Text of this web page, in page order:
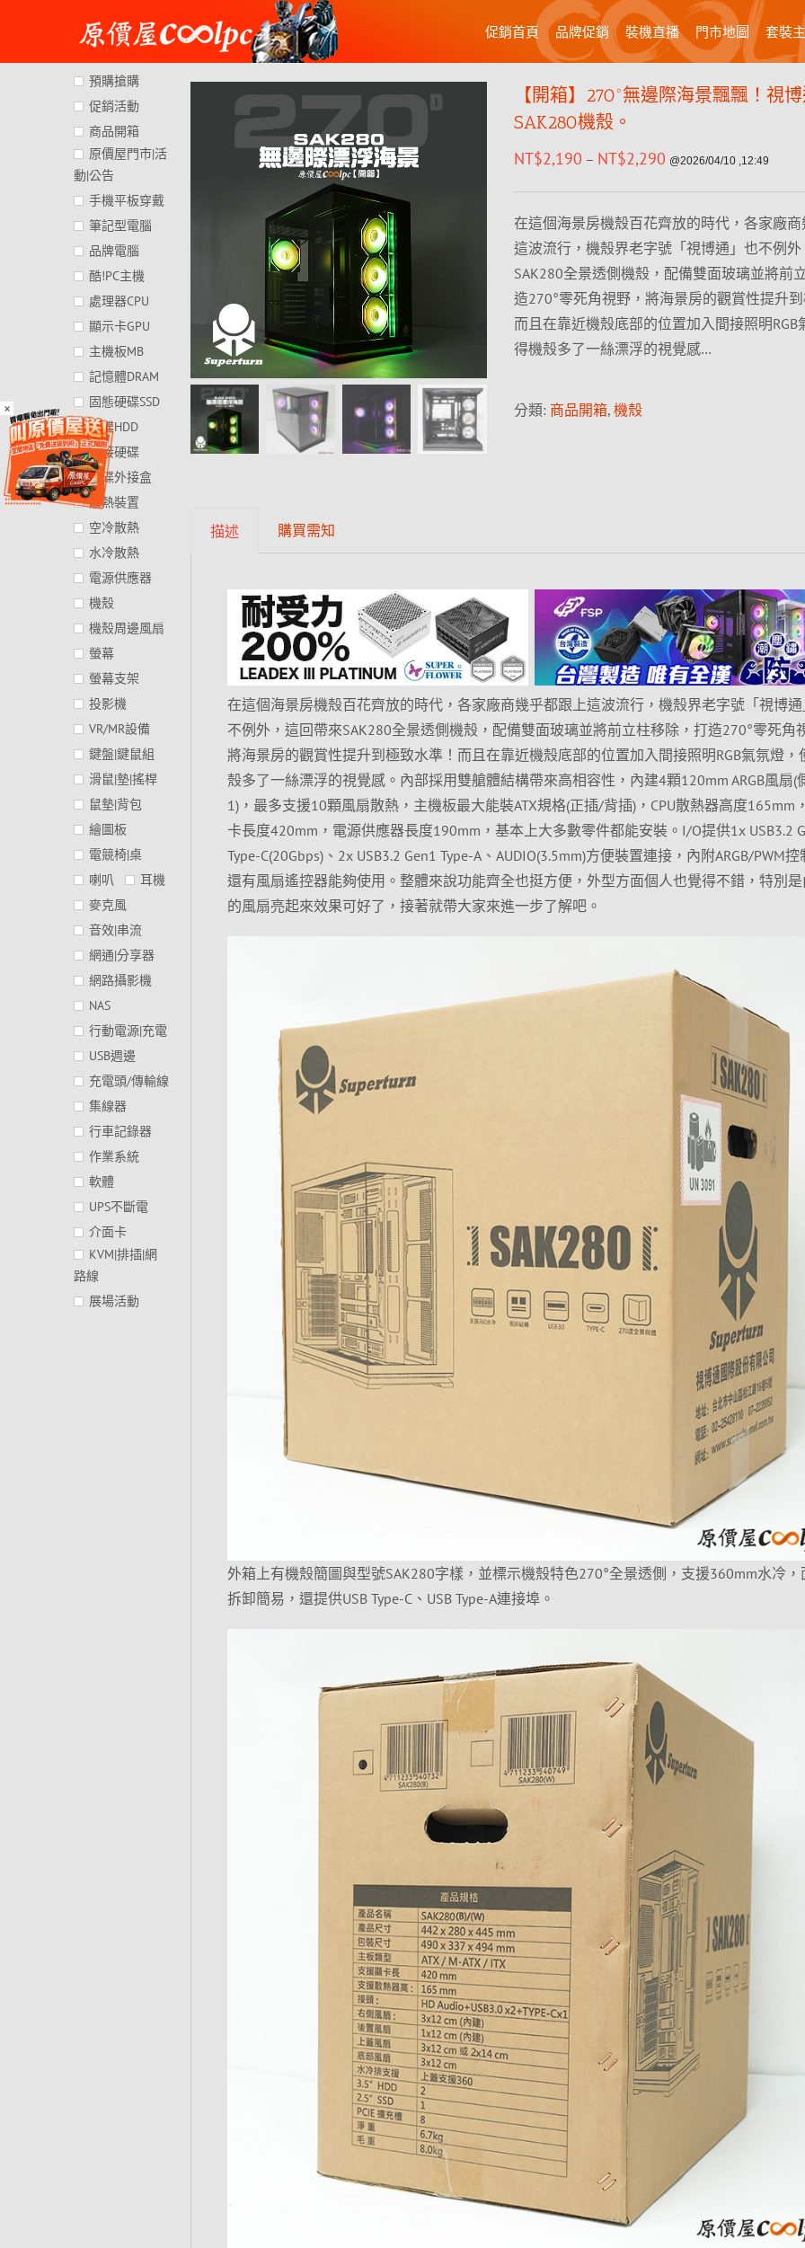
×
content
促銷首頁 品牌促銷 裝機直播 門市地圖 套裝
【開箱】270°無邊際海景飄飄！視
SAK280機殼。
NT$2,190 – NT$2,290 @2026/04/10 ,12:49
在這個海景房機殼百花齊放的時代，各家廠
這波流行，機殼界老字號「視博通」也不例
SAK280全景透側機殼，配備雙面玻璃並將前
造270°零死角視野，將海景房的觀賞性提升
而且在靠近機殼底部的位置加入間接照明RGB
得機殼多了一絲漂浮的視覺感…
分類: 商品開箱, 機殼
描述 購買需知
在這個海景房機殼百花齊放的時代，各家廠商幾乎都跟上這波流行，機殼界老字號「視博
不例外，這回帶來SAK280全景透側機殼，配備雙面玻璃並將前立柱移除，打造270°零死角
將海景房的觀賞性提升到極致水準！而且在靠近機殼底部的位置加入間接照明RGB氣氛燈，
殼多了一絲漂浮的視覺感。內部採用雙艙體結構帶來高相容性，內建4顆120mm ARGB風扇(
1)，最多支援10顆風扇散熱，主機板最大能裝ATX規格(正插/背插)，CPU散熱器高度165mm
卡長度420mm，電源供應器長度190mm，基本上大多數零件都能安裝。I/O提供1x USB3.2
Type-C(20Gbps)、2x USB3.2 Gen1 Type-A、AUDIO(3.5mm)方便裝置連接，內附ARGB/PWM
還有風扇遙控器能夠使用。整體來說功能齊全也挺方便，外型方面個人也覺得不錯，特別
的風扇亮起來效果可好了，接著就帶大家來進一步了解吧。
外箱上有機殼簡圖與型號SAK280字樣，並標示機殼特色270°全景透側，支援360mm水冷，
拆卸簡易，還提供USB Type-C、USB Type-A連接埠。
預購搶購
促銷活動
商品開箱
原價屋門市|活
動|公告
手機平板穿戴
筆記型電腦
品牌電腦
酷!PC主機
處理器CPU
顯示卡GPU
主機板MB
記憶體DRAM
固態硬碟SSD
硬碟HDD
外接硬碟
硬碟外接盒
散熱裝置
空冷散熱
水冷散熱
電源供應器
機殼
機殼周邊風扇
螢幕
螢幕支架
投影機
VR/MR設備
鍵盤|鍵鼠組
滑鼠|墊|搖桿
鼠墊|背包
繪圖板
電競椅|桌
喇叭
耳機
麥克風
音效|串流
網通|分享器
網路攝影機
NAS
行動電源|充電
USB週邊
充電頭/傳輸線
集線器
行車記錄器
作業系統
軟體
UPS不斷電
介面卡
KVM|排插|網
路線
展場活動